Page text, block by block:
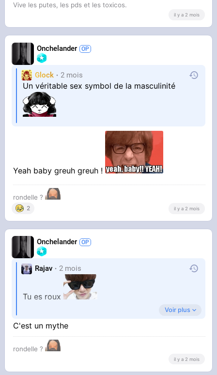
Vive les putes, les pds et les toxicos.
il y a 2 mois
Onchelander
Glock 2 mois
Un véritable sex symbol de la masculinité
Yeah baby greuh greuh !
rondelle ?
2 il y a 2 mois
Onchelander
Rajav 2 mois
Tu es roux
On fait ça avec les roux
Voir plus
C'est un mythe
rondelle ?
il y a 2 mois